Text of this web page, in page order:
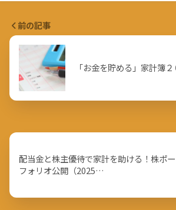
前の記事
「お金を貯める」家計簿
配当金と株主優待で家計を助ける！株ポ
フォリオ公開（2025…